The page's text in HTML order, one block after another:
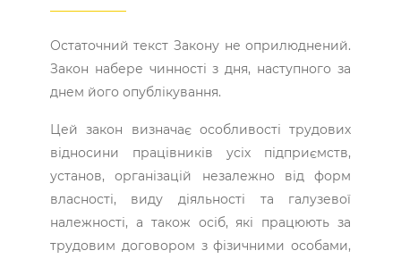
Остаточний текст Закону не оприлюднений.
Закон набере чинності з дня, наступного за
днем його опублікування.
Цей закон визначає особливості трудових
відносини працівників усіх підприємств,
установ, організацій незалежно від форм
власності, виду діяльності та галузевої
належності, а також осіб, які працюють за
трудовим договором з фізичними особами,